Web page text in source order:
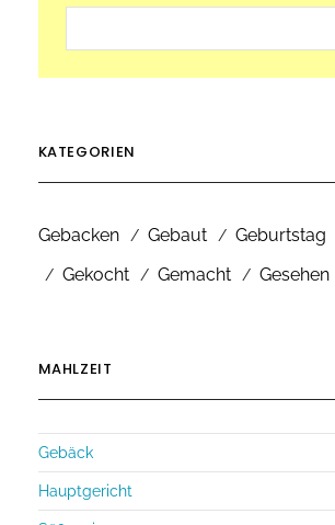
KATEGORIEN
Gebacken Gebaut Geburtstag
Gekocht
Gemacht Gesehen
MAHLZEIT
Gebäck
Hauptgericht